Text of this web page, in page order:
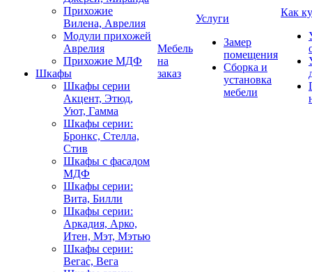
Прихожие
Вилена, Аврелия
Модули прихожей
Аврелия
Прихожие МДФ
Шкафы
Шкафы серии
Акцент, Этюд,
Уют, Гамма
Шкафы серии:
Бронкс, Стелла,
Стив
Шкафы с фасадом
МДФ
Шкафы серии:
Вита, Билли
Шкафы серии:
Аркадия, Арко,
Итен, Мэт, Мэтью
Шкафы серии:
Вегас, Вега
Мебель
на
заказ
Услуги
Замер
помещения
Сборка и
установка
мебели
Как